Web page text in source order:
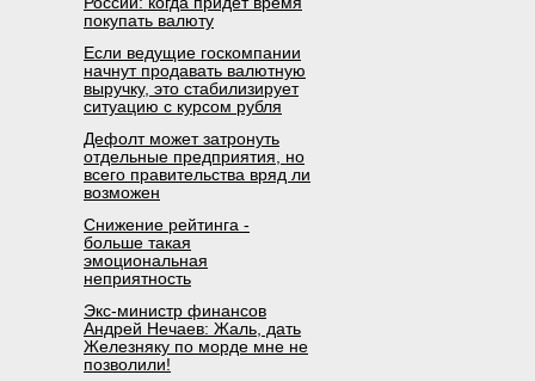
покупать валюту
Если ведущие госкомпании
начнут продавать валютную
выручку, это стабилизирует
ситуацию с курсом рубля
Дефолт может затронуть
отдельные предприятия, но
всего правительства вряд ли
возможен
Снижение рейтинга -
больше такая
эмоциональная
неприятность
Экс-министр финансов
Андрей Нечаев: Жаль, дать
Железняку по морде мне не
позволили!